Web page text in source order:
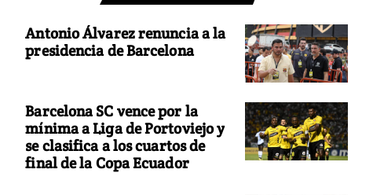
Antonio Álvarez renuncia a la
presidencia de Barcelona
Barcelona SC vence por la
mínima a Liga de Portoviejo y
se clasifica a los cuartos de
final de la Copa Ecuador